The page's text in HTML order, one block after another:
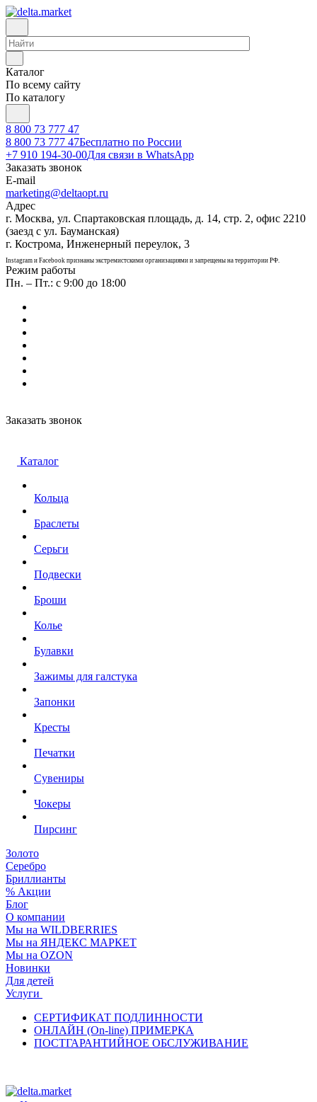
Каталог
По всему сайту
По каталогу
8 800 73 777 47
8 800 73 777 47Бесплатно по России
+7 910 194-30-00Для связи в WhatsApp
Заказать звонок
E-mail
marketing@deltaopt.ru
Адрес
г. Москва, ул. Спартаковская площадь, д. 14, стр. 2, офис 2210
(заезд с ул. Бауманская)
г. Кострома, Инженерный переулок, 3
Instagram и Facebook признаны экстремистскими организациями и запрещены на территории РФ.
Режим работы
Пн. – Пт.: с 9:00 до 18:00
Заказать звонок
Каталог
Кольца
Браслеты
Серьги
Подвески
Броши
Колье
Булавки
Зажимы для галстука
Запонки
Кресты
Печатки
Сувениры
Чокеры
Пирсинг
Золото
Серебро
Бриллианты
% Акции
Блог
О компании
Мы на WILDBERRIES
Мы на ЯНДЕКС МАРКЕТ
Мы на OZON
Новинки
Для детей
Услуги
СЕРТИФИКАТ ПОДЛИННОСТИ
ОНЛАЙН (On-line) ПРИМЕРКА
ПОСТГАРАНТИЙНОЕ ОБСЛУЖИВАНИЕ